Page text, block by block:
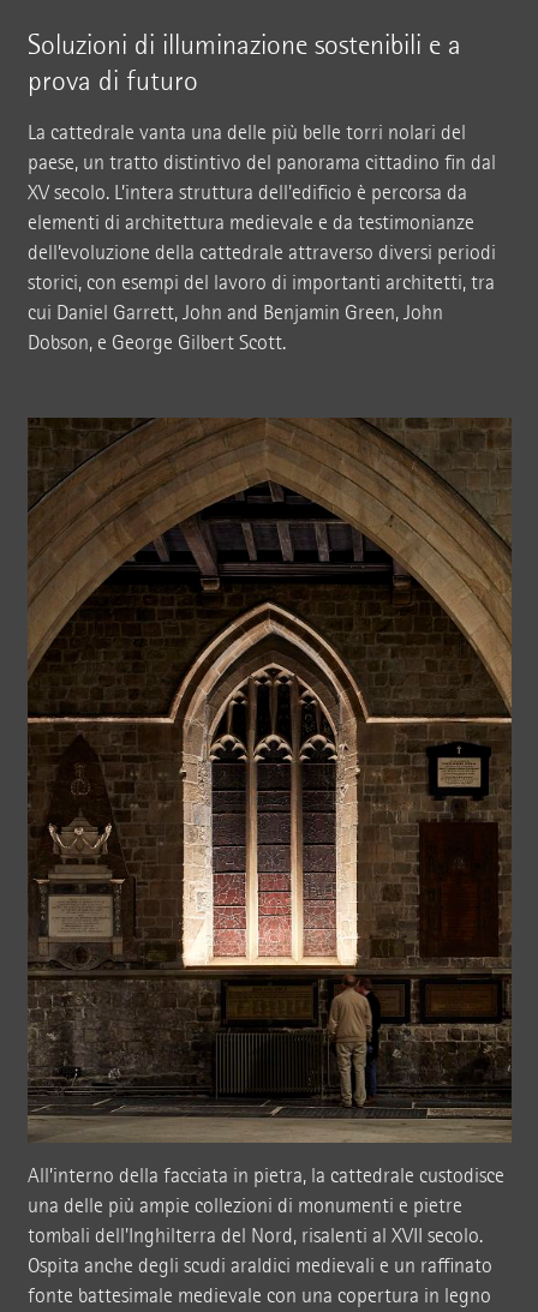
Soluzioni di illuminazione sostenibili e a
prova di futuro
La cattedrale vanta una delle più belle torri nolari del
paese, un tratto distintivo del panorama cittadino fin dal
XV secolo. L’intera struttura dell'edificio è percorsa da
elementi di architettura medievale e da testimonianze
dell’evoluzione della cattedrale attraverso diversi periodi
storici, con esempi del lavoro di importanti architetti, tra
cui Daniel Garrett, John and Benjamin Green, John
Dobson, e George Gilbert Scott.
All’interno della facciata in pietra, la cattedrale custodisce
una delle più ampie collezioni di monumenti e pietre
tombali dell'Inghilterra del Nord, risalenti al XVII secolo.
Ospita anche degli scudi araldici medievali e un raffinato
fonte battesimale medievale con una copertura in legno